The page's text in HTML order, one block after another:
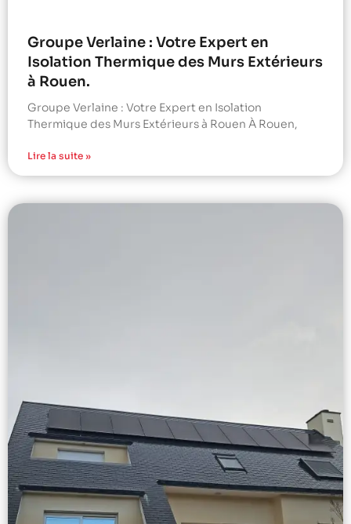
Groupe Verlaine : Votre Expert en
Isolation Thermique des Murs Extérieurs
à Rouen.
Groupe Verlaine : Votre Expert en Isolation
Thermique des Murs Extérieurs à Rouen À Rouen,
Lire la suite »